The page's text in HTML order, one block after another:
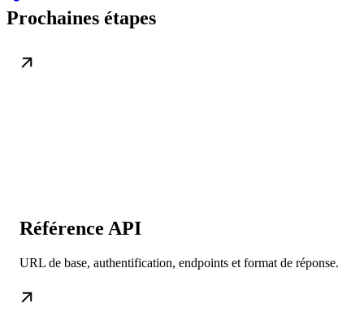
Prochaines étapes
Référence API
URL de base, authentification, endpoints et format de réponse.